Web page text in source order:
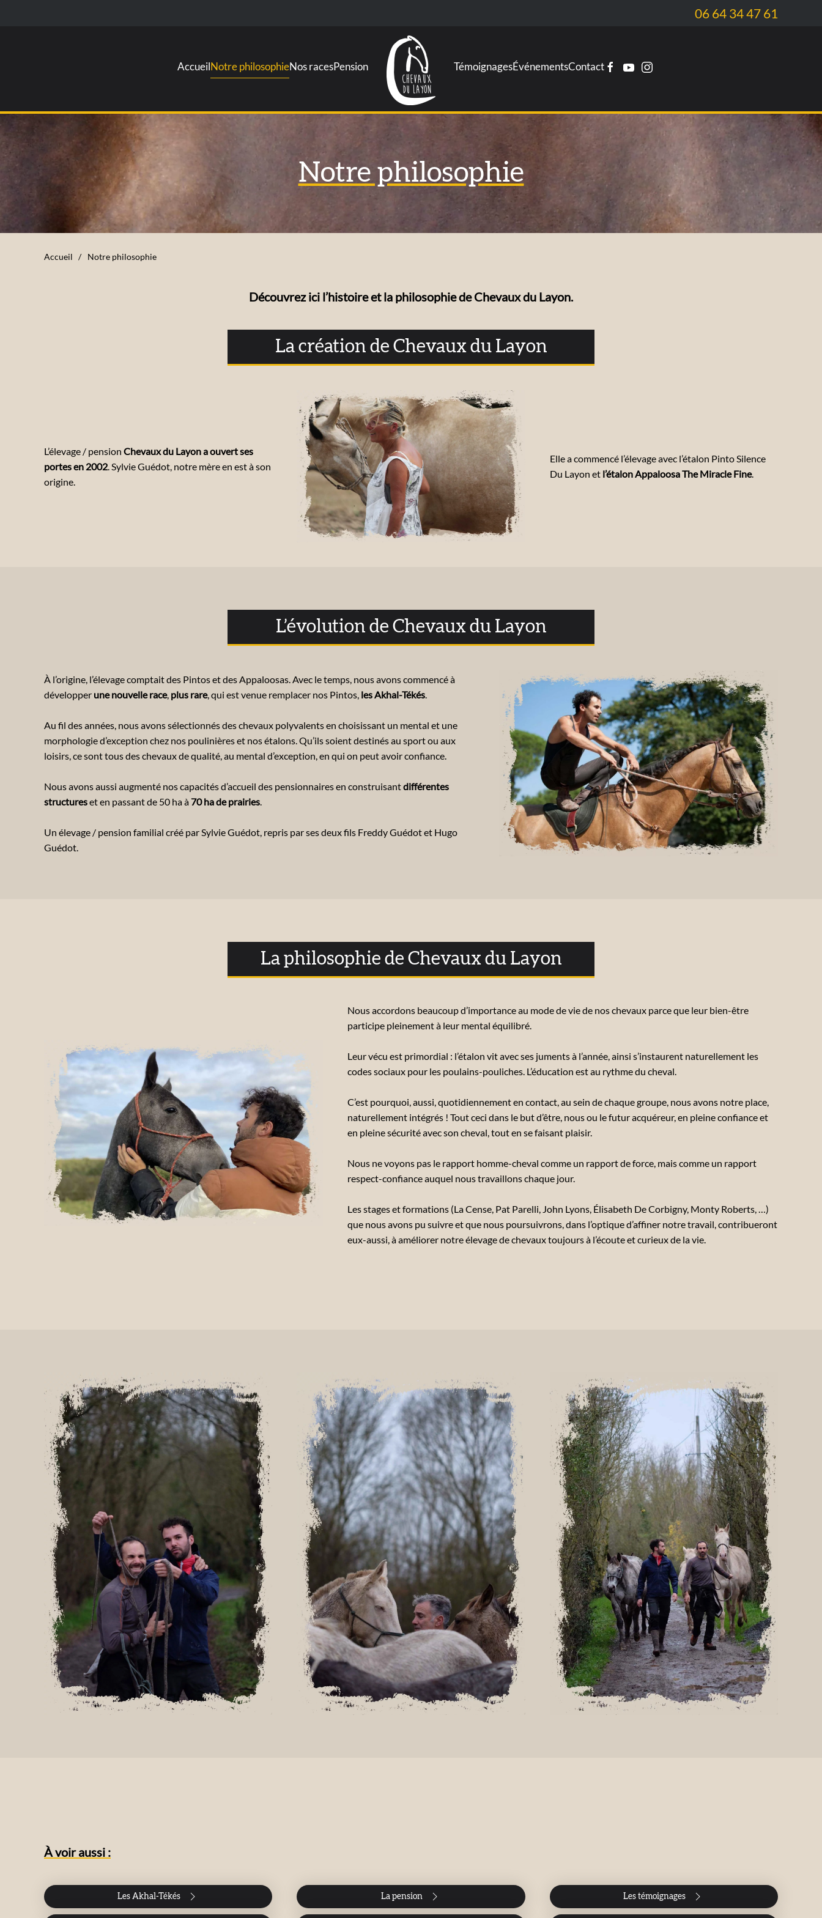
06 64 34 47 61
AccueilNotre philosophieNos racesPension TémoignagesÉvénementsContact
Notre philosophie
Accueil Notre philosophie
Découvrez ici l’histoire et la philosophie de Chevaux du Layon.
La création de Chevaux du Layon
L’élevage / pension Chevaux du Layon a ouvert ses
portes en 2002. Sylvie Guédot, notre mère en est à son
origine.
Elle a commencé l’élevage avec l’étalon Pinto Silence
Du Layon et l’étalon Appaloosa The Miracle Fine.
L’évolution de Chevaux du Layon
À l’origine, l’élevage comptait des Pintos et des Appaloosas. Avec le temps, nous avons commencé à
développer une nouvelle race, plus rare, qui est venue remplacer nos Pintos, les Akhal-Tékés.
Au fil des années, nous avons sélectionnés des chevaux polyvalents en choisissant un mental et une
morphologie d’exception chez nos poulinières et nos étalons. Qu’ils soient destinés au sport ou aux
loisirs, ce sont tous des chevaux de qualité, au mental d’exception, en qui on peut avoir confiance.
Nous avons aussi augmenté nos capacités d’accueil des pensionnaires en construisantdifférentes
structureset en passant de 50 ha à 70 ha de prairies.
Un élevage / pension familial créé par Sylvie Guédot, repris par ses deux fils Freddy Guédot et Hugo
Guédot.
La philosophie de Chevaux du Layon
Nous accordons beaucoup d’importance au mode de vie de nos chevaux parce que leur bien-être
participe pleinement à leur mental équilibré.
Leur vécu est primordial : l’étalon vit avec ses juments à l’année, ainsi s’instaurent naturellement les
codes sociaux pour les poulains-pouliches. L’éducation est au rythme du cheval.
C’est pourquoi, aussi, quotidiennement en contact, au sein de chaque groupe, nous avons notre place,
naturellement intégrés ! Tout ceci dans le but d’être, nous ou le futur acquéreur, en pleine confiance et
en pleine sécurité avec son cheval, tout en se faisant plaisir.
Nous ne voyons pas le rapport homme-cheval comme un rapport de force, mais comme un rapport
respect-confiance auquel nous travaillons chaque jour.
Les stages et formations (La Cense, Pat Parelli, John Lyons, Élisabeth De Corbigny, Monty Roberts, …)
que nous avons pu suivre et que nous poursuivrons, dans l’optique d’affiner notre travail, contribueront
eux-aussi, à améliorer notre élevage de chevaux toujours à l’écoute et curieux de la vie.
À voir aussi :
Les Akhal-Tékés La pension Les témoignages